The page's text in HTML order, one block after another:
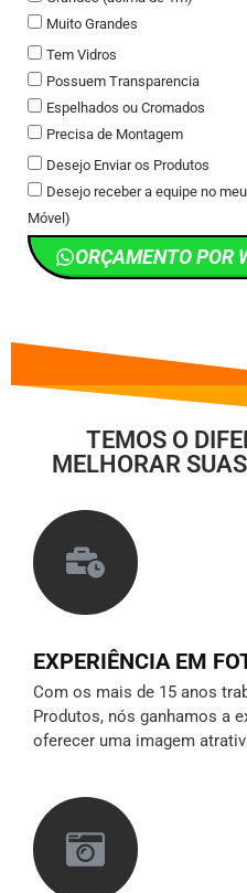
Muito Grandes
Tem Vidros
Possuem Transparencia
Espelhados ou Cromados
Precisa de Montagem
Desejo Enviar os Produtos
Desejo receber a equipe no
Móvel)
ORÇAMENTO POR
TEMOS O
MELHORAR
EXPERIÊNCIA EM
Com os mais de 15 anos
Produtos, nós ganhamos a
oferecer uma imagem